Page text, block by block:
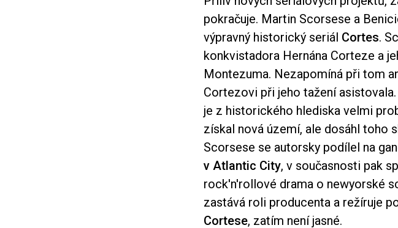
pokračuje. Martin Scorsese a
výpravný historický seriál Cortes.
konkvistadora Hernána Corteze a
Montezuma. Nezapomíná při tom
Cortezovi při jeho tažení
je z historického hlediska velmi
získal nová území, ale dosáhl toho
Scorsese se autorsky podílel na
v Atlantic City, v současnosti pak
rock'n'rollové drama o newyorské
zastává roli producenta a režíruje
Cortese, zatím není jasné.